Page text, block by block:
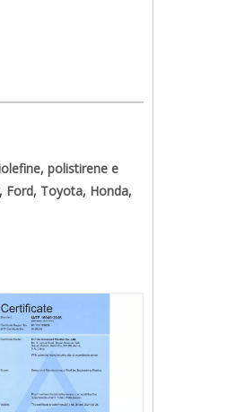
polistirene e
Ford, Toyota, Honda,